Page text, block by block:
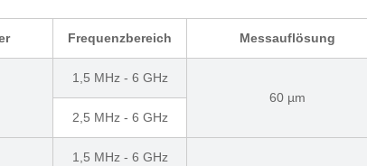
Frequenzbereich Messauflösung
1,5 MHz - 6 GHz
60 µm
2,5 MHz - 6 GHz
1,5 MHz - 6 GHz